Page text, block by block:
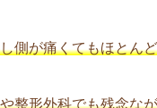
側が痛くてもほとん
整形外科でも残念な